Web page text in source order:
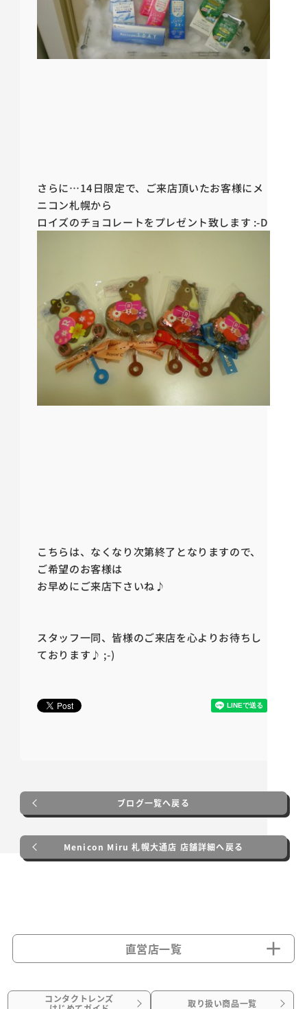
さらに…14日限定で、ご来店頂いたお客様にメ
ニコン札幌から
ロイズのチョコレートをプレゼント致します :-D
こちらは、なくなり次第終了となりますので、
ご希望のお客様は
お早めにご来店下さいね♪
スタッフ一同、皆様のご来店を心よりお待ちし
ております♪ ;-)
ブログ一覧へ戻る
Menicon Miru 札幌大通店 店舗詳細へ戻る
直営店一覧
コンタクトレンズ 取り扱い商品一覧